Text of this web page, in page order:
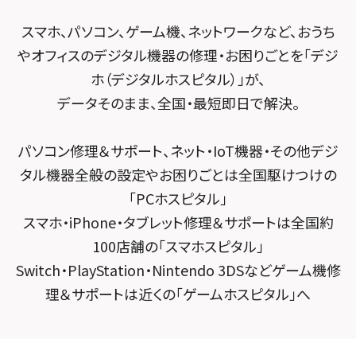
スマホスピタル テルル宮野木
スマホスピタル千葉
スマホスピタル 大森
スマホスピタル練馬
スマホスピタル 神田
スマホスピタル三軒茶屋
スマホスピタル秋葉原
スマホスピタル堺
スマホスピタル 堺出張所
スマホスピタル京都河原町
スマホスピタル宇治槙島
スマホスピタル烏丸
スマホスピタル 京都宇治
スマホスピタル 福知山
スマホスピタル神戸三宮
スマホ、パソコン、ゲーム機、ネットワークなど、おうち
やオフィスのデジタル機器の修理・お困りごとを「デジ
ホ（デジタルホスピタル）」が、
データそのまま、全国・最短即日で解決。
パソコン修理＆サポート、ネット・IoT機器・その他デジ
タル機器全般の設定やお困りごとは全国駆けつけの
「PCホスピタル」
スマホ・iPhone・タブレット修理＆サポートは全国約
100店舗の「スマホスピタル」
Switch・PlayStation・Nintendo 3DSなどゲーム機修
理＆サポートは近くの「ゲームホスピタル」へ